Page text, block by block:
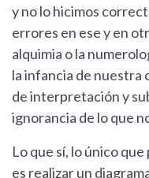
y no lo hicimos
errores en ese y en
alquimia o la
la infancia de nuestra
de interpretación y
ignorancia de lo que
Lo que sí, lo único
es realizar un